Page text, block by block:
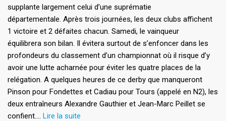
supplante largement celui d’une suprématie
départementale. Après trois journées, les deux clubs affichent
1 victoire et 2 défaites chacun. Samedi, le vainqueur
équilibrera son bilan. Il évitera surtout de s’enfoncer dans les
profondeurs du classement d’un championnat où il risque d’y
avoir une lutte acharnée pour éviter les quatre places de la
relégation. A quelques heures de ce derby que manqueront
Pinson pour Fondettes et Cadiau pour Tours (appelé en N2), les
deux entraîneurs Alexandre Gauthier et Jean-Marc Peillet se
confient…. Lire la suite